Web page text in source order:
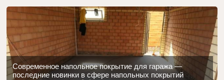
Современное напольное покрытие для гаража —
последние новинки в сфере напольных покрытий